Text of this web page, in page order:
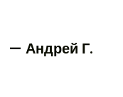
— Андрей Г.